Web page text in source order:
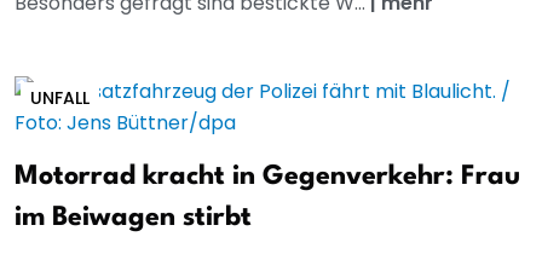
UNFALL
Motorrad kracht in Gegenverkehr: Frau
im Beiwagen stirbt